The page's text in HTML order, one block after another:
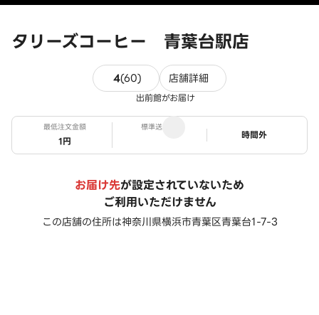
タリーズコーヒー 青葉台駅店
4(60) 60件のレビュー
店舗詳細
出前館がお届け
最低注文金額
1円
標準送料
ステータス
時間外
お届け先が設定されていないため
ご利用いただけません
この店舗の住所は神奈川県横浜市青葉区青葉台1-7-3